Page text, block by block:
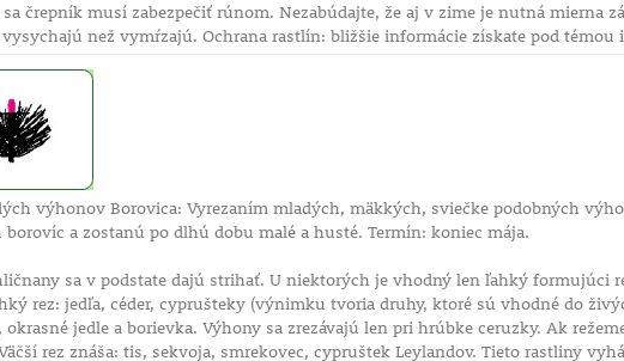
črepník musí zabezpečiť rúnom. Nezabúdajte, že aj v zime je nutná mierna
vysychajú než vymŕzajú. Ochrana rastlín: bližšie informácie získate pod
výhonov Borovica: Vyrezaním mladých, mäkkých, sviečke podobných
borovíc a zostanú po dlhú dobu malé a husté. Termín: koniec mája.
sa v podstate dajú strihať. U niektorých je vhodný len ľahký formujúci
rez: jedľa, céder, cyprušteky (výnimku tvoria druhy, ktoré sú vhodné do
okrasné jedle a borievka. Výhony sa zrezávajú len pri hrúbke ceruzky. Ak
rez znáša: tis, sekvoja, smrekovec, cypruštek Leylandov. Tieto rastliny